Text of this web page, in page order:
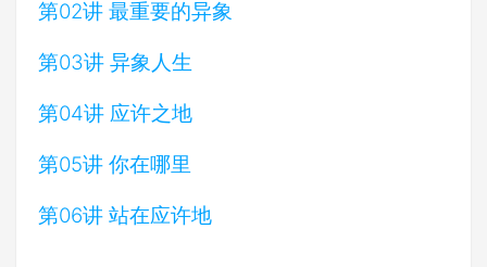
第02讲 最重要的异象
第03讲 异象人生
第04讲 应许之地
第05讲 你在哪里
第06讲 站在应许地